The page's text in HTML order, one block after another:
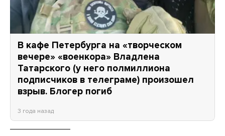
В кафе Петербурга на «творческом
вечере» «военкора» Владлена
Татарского (у него полмиллиона
подписчиков в телеграме) произошел
взрыв. Блогер погиб
3 года назад